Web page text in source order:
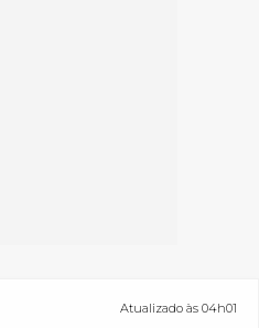
Atualizado às 04h01